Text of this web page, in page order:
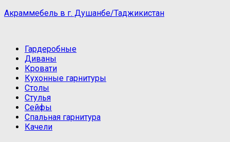
Акраммебель в г. Душанбе/Таджикистан
Гардеробные
Диваны
Кровати
Кухонные гарнитуры
Столы
Стулья
Сейфы
Спальная гарнитура
Качели